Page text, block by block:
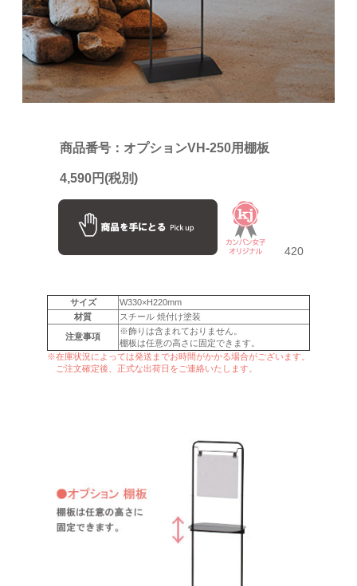
商品番号：オプションVH-250用棚板
4,590円(税別)
420
サイズ
W330×H220mm
材質
スチール 焼付け塗装
注意事項
※飾りは含まれておりません。
棚板は任意の高さに固定できます。
※在庫状況によっては発送までお時間がかかる場合がございます。
ご注文確定後、正式な出荷日をご連絡いたします。